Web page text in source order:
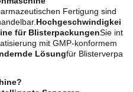
Fertigung sind
Hochgeschwindigkei
für BlisterpackungenSie int
mit GMP-konformem
Lösungfür Blisterverpa